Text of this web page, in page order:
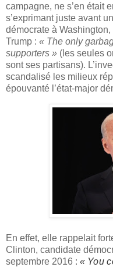
campagne, ne s’en était
s’exprimant juste avant
démocrate à
Trump : « The only
supporters » (les seules
sont ses partisans).
scandalisé les milieux
épouvanté l’état-major
En effet, elle rappelait
Clinton, candidate
septembre 2016 : « You